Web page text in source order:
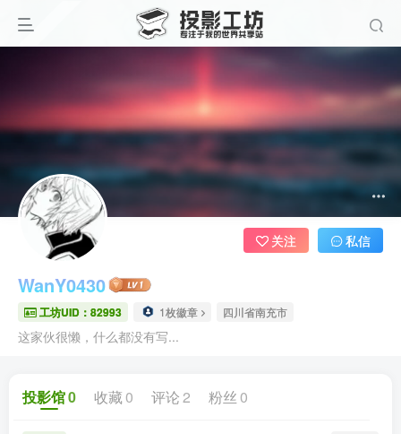
WanY0430
工坊UID：82993 1枚徽章 四川省南充市
这家伙很懒，什么都没有写...
关注 私信
投影馆0 收藏 0 评论 2 粉丝 0